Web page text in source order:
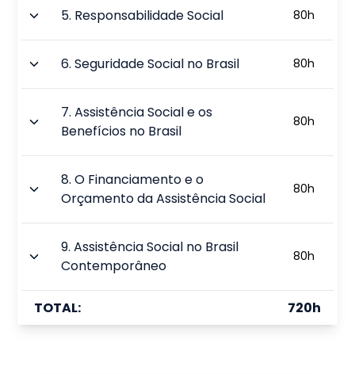
5. Responsabilidade Social 80h
6.Seguridade Social no Brasil 80h
7.Assistência Social e os
Benefícios no Brasil
80h
8.O Financiamento e o
Orçamento da Assistência Social
80h
9.Assistência Social no Brasil
Contemporâneo
80h
TOTAL: 720h